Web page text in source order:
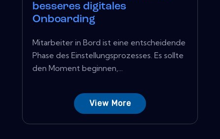
besseres digitales
Onboarding
Mitarbeiter in Bord ist eine entscheidende
Phase des Einstellungsprozesses. Es sollte
den Moment beginnen,...
View More